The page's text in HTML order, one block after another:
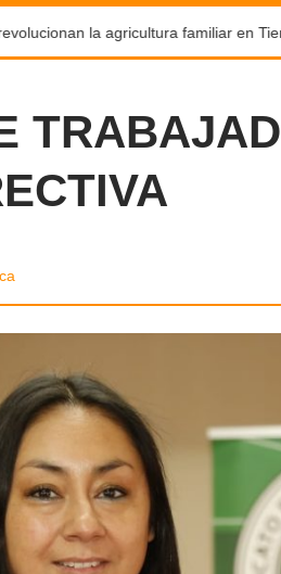
la agricultura familiar en Tierra